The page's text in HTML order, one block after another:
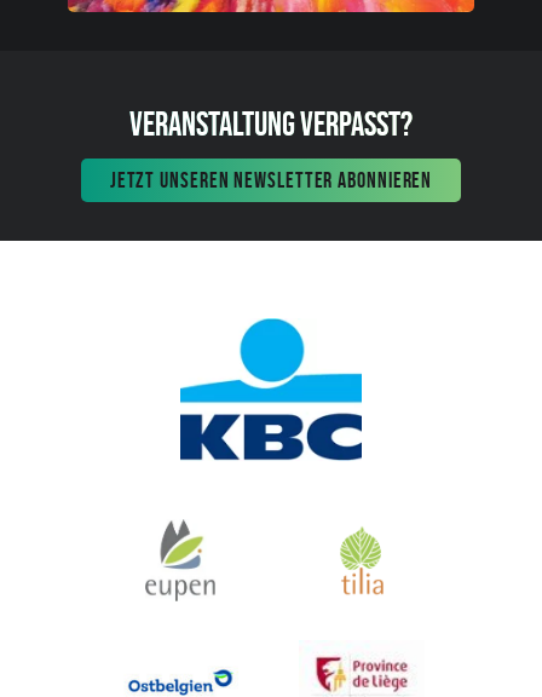
VERANSTALTUNG VERPASST?
JETZT UNSEREN NEWSLETTER ABONNIEREN